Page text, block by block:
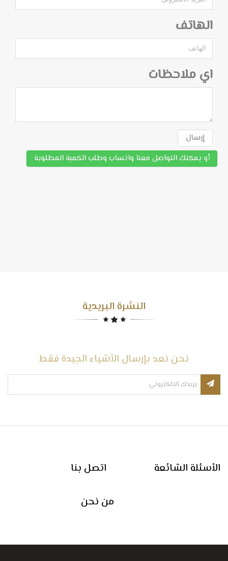
الهاتف
اي ملاحظات
إرسال
أو يمكنك التواصل معنا واتساب وطلب الكمية المطلوبة
النشرة البريدية
نحن نعد بإرسال الأشياء الجيدة فقط
اتصل بنا الأسئلة الشائعة
من نحن